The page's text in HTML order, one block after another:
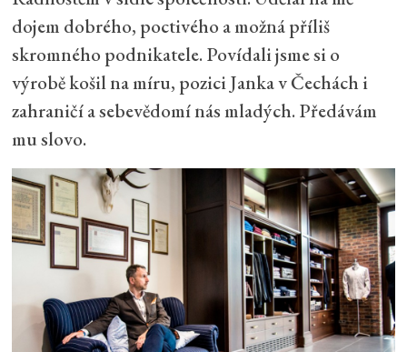
dojem dobrého, poctivého a možná příliš
skromného podnikatele. Povídali jsme si o
výrobě košil na míru, pozici Janka v Čechách i
zahraničí a sebevědomí nás mladých. Předávám
mu slovo.